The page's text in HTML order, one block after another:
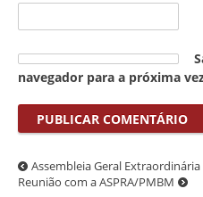
navegador para a próxima
Assembleia Geral
Reunião com a ASPRA/PMBM